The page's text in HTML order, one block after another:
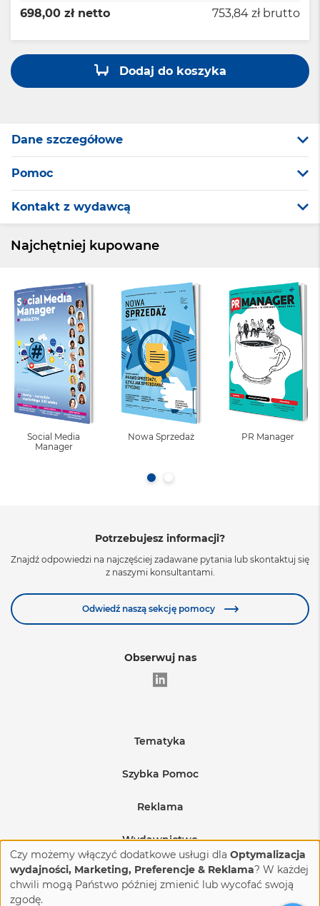
698,00 zł netto 753,84 zł brutto
Dodaj do koszyka
Dane szczegółowe
Pomoc
Kontakt z wydawcą
Najchętniej kupowane
Social Media
Manager
Nowa Sprzedaż PR Manager
Potrzebujesz informacji?
Znajdź odpowiedzi na najczęściej zadawane pytania lub skontaktuj się
z naszymi konsultantami.
Odwiedź naszą sekcję pomocy
Obserwuj nas
Tematyka
Budownictwo i nieruchomości
Szybka Pomoc
Reklamacje i zwroty
Reklama
Regulamin sprzedaży reklam na eventach
Wydawnictwo
O nas
Czy możemy włączyć dodatkowe usługi dla Optymalizacja
wydajności, Marketing, Preferencje & Reklama? W każdej
chwili mogą Państwo później zmienić lub wycofać swoją
zgodę.